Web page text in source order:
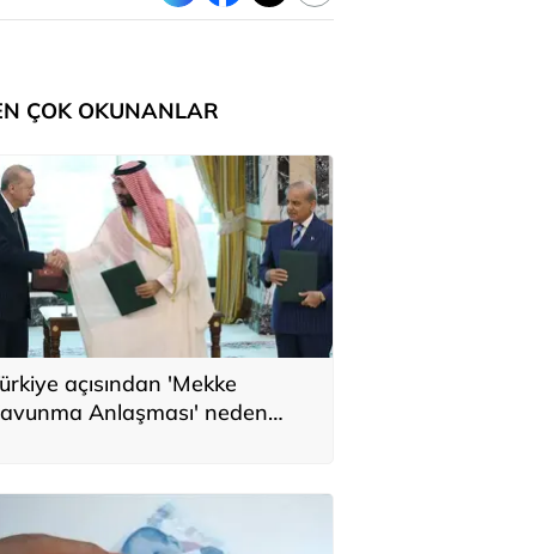
ÇOK OKUNANLAR
açısından 'Mekke
Anlaşması' neden